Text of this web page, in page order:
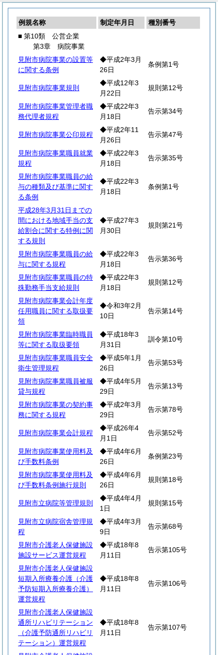
例規名称 制定年月日
種別番号
■ 第10類 公営企業
第3章 病院事業
見附市病院事業の設置等
に関する条例
◆平成2年3月
26日
条例第1号
見附市病院事業規則
◆平成12年3
月22日
規則第12号
見附市病院事業管理者職
務代理者規程
◆平成22年3
月18日
告示第34号
見附市病院事業公印規程
◆平成2年11
月26日
告示第47号
見附市病院事業職員就業
規程
◆平成22年3
月18日
告示第35号
見附市病院事業職員の給
与の種類及び基準に関す
る条例
◆平成22年3
月18日
条例第1号
平成28年3月31日までの
間における地域手当の支
給割合に関する特例に関
する規則
◆平成27年3
月30日
規則第21号
見附市病院事業職員の給
与に関する規程
◆平成22年3
月18日
告示第36号
見附市病院事業職員の特
殊勤務手当支給規則
◆平成22年3
月18日
規則第12号
見附市病院事業会計年度
任用職員に関する取扱要
領
◆令和3年2月
10日
告示第14号
見附市病院事業臨時職員
等に関する取扱要領
◆平成18年3
月31日
訓令第10号
見附市病院事業職員安全
衛生管理規程
◆平成5年1月
26日
告示第53号
見附市病院事業職員被服
貸与規程
◆平成4年5月
29日
告示第13号
見附市病院事業の契約事
務に関する規程
◆平成2年3月
29日
告示第78号
見附市病院事業会計規程
◆平成26年4
月1日
告示第52号
見附市病院事業使用料及
び手数料条例
◆平成4年6月
26日
条例第23号
見附市病院事業使用料及
び手数料条例施行規則
◆平成4年6月
26日
規則第18号
見附市立病院等管理規則
◆平成4年4月
1日
規則第15号
見附市立病院宿舎管理規
程
◆平成4年3月
9日
告示第68号
見附市介護老人保健施設
施設サービス運営規程
◆平成18年8
月11日
告示第105号
見附市介護老人保健施設
短期入所療養介護（介護
予防短期入所療養介護）
運営規程
◆平成18年8
月11日
告示第106号
見附市介護老人保健施設
通所リハビリテーション
（介護予防通所リハビリ
テーション）運営規程
◆平成18年8
月11日
告示第107号